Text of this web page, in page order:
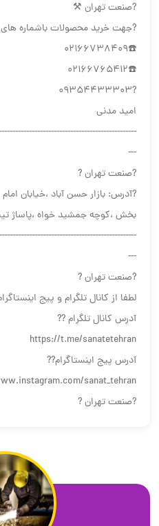
?صنعت تهران ⚒
?جهت خرید محصولات باشماره های
☎️02166738409
☎️02166765412
?09354433303
امید مدنی
---
?صنعت تهران ?
?آدرس: بازار حسن آباد ،خیابان
بخش ،کوچه جمشید خواه ،پاساژ
---
?صنعت تهران ?
لطفا از کانال تلگرام و پیج
آدرس کانال تلگرام ??
https://t.me/sanatetehran
آدرس پیج اینستاگرام??
sanat_tehran
?صنعت تهران ?